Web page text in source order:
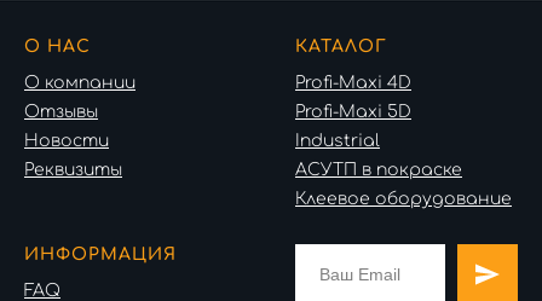
О НАС
О компании
Отзывы
Новости
Реквизиты
КАТАЛОГ
Profi-Maxi 4D
Profi-Maxi 5D
Industrial
АСУТП в покраске
Клеевое оборудование
ИНФОРМАЦИЯ
FAQ